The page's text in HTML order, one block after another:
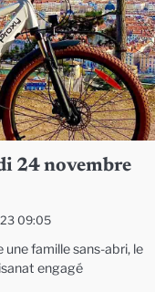
24 novembre
09:05
famille sans-abri, le
engagé